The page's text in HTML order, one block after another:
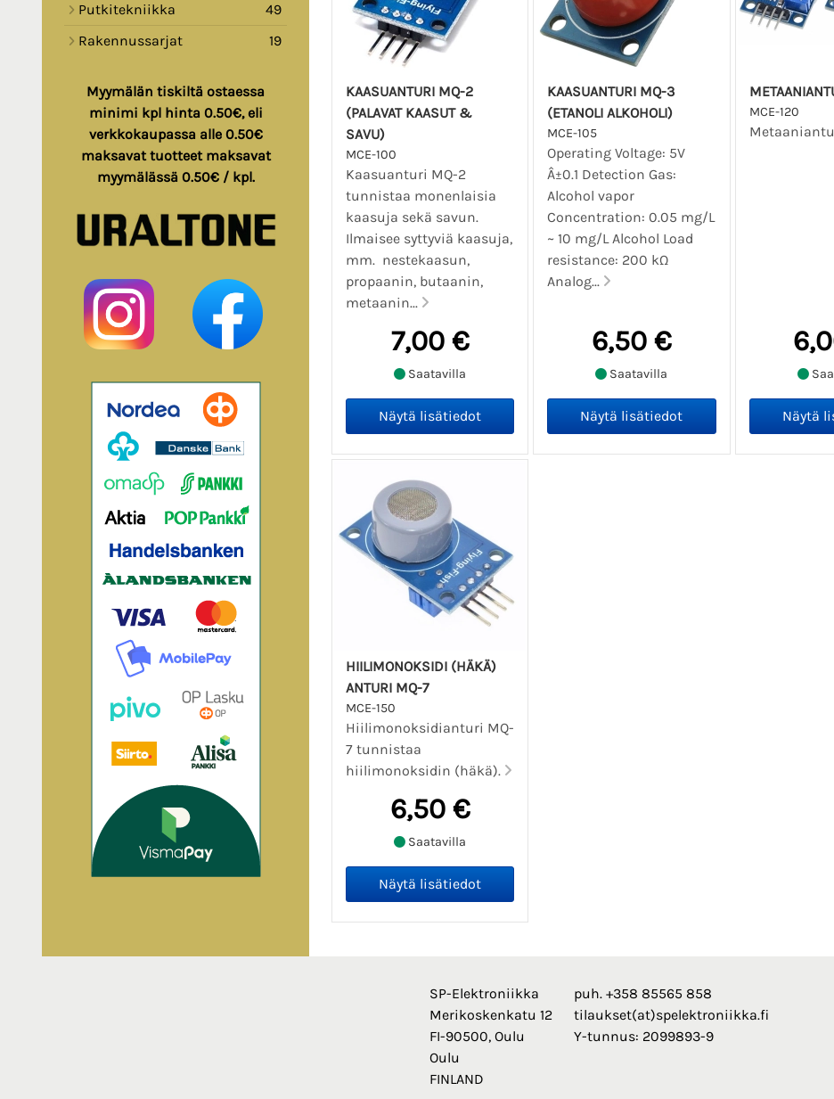
Putkitekniikka
49
Rakennussarjat
19
Myymälän tiskiltä ostaessa
minimi kpl hinta 0.50€, eli
verkkokaupassa alle 0.50€
maksavat tuotteet maksavat
myymälässä 0.50€ / kpl.
KAASUANTURI MQ-2
(PALAVAT KAASUT &
SAVU)
MCE-100
Kaasuanturi MQ-2
tunnistaa monenlaisia
kaasuja sekä savun.
Ilmaisee syttyviä kaasuja,
mm. nestekaasun,
propaanin, butaanin,
metaanin...
7,00 €
Saatavilla
KAASUANTURI MQ-3
(ETANOLI ALKOHOLI)
MCE-105
Operating Voltage: 5V
Â±0.1 Detection Gas:
Alcohol vapor
Concentration: 0.05 mg/L
~ 10 mg/L Alcohol Load
resistance: 200 kΩ
Analog...
6,50 €
Saatavilla
MCE-120
HIILIMONOKSIDI (HÄKÄ)
ANTURI MQ-7
MCE-150
Hiilimonoksidianturi MQ-
7 tunnistaa
hiilimonoksidin (häkä).
6,50 €
Saatavilla
SP-Elektroniikka
Merikoskenkatu 12
FI-90500, Oulu
Oulu
FINLAND
puh. +358 85565 858
tilaukset(at)spelektroniikka.fi
Y-tunnus: 2099893-9